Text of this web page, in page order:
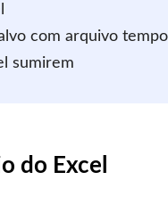
com arquivo
sumirem
do Excel